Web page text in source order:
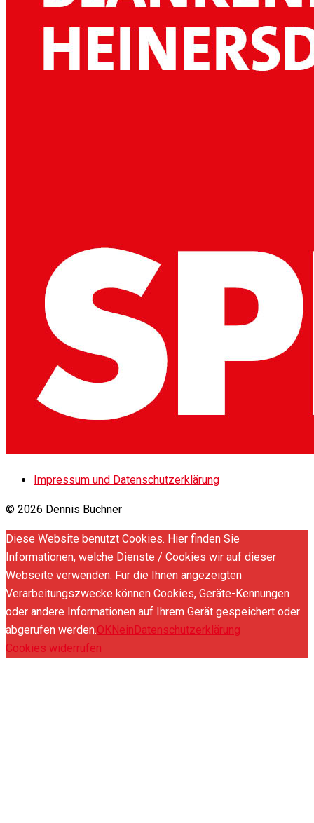
Impressum und Datenschutzerklärung
© 2026 Dennis Buchner
Diese Website benutzt Cookies. Hier finden Sie
Informationen, welche Dienste / Cookies wir auf dieser
Webseite verwenden. Für die Ihnen angezeigten
Verarbeitungszwecke können Cookies, Geräte-Kennungen
oder andere Informationen auf Ihrem Gerät gespeichert oder
abgerufen werden.OKNeinDatenschutzerklärung
Cookies widerrufen